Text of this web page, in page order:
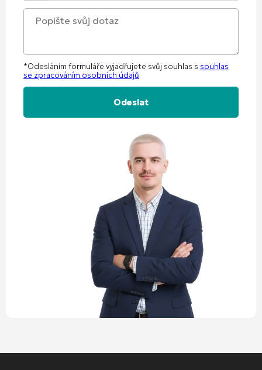
*Odesláním formuláře vyjadřujete svůj souhlas s souhlas
se zpracováním osobních údajů